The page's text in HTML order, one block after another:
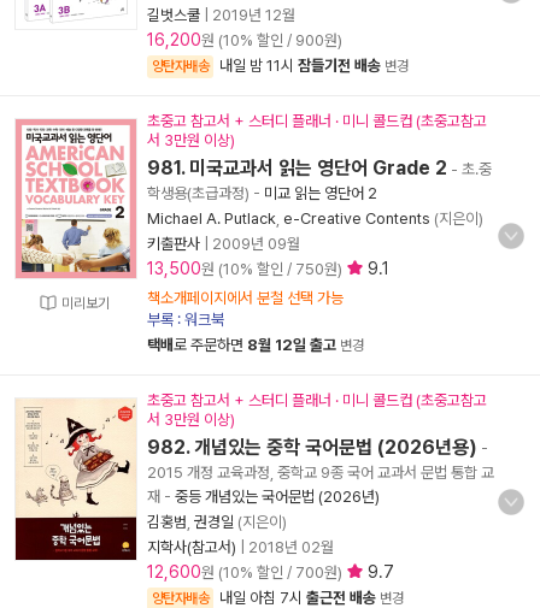
길벗스쿨
2019년 12월
16,200원 (10% 할인 / 900원)
양탄자배송 내일 밤 11시 잠들기전 배송 변경
미리보기
초중고 참고서 + 스터디 플래너 · 미니 콜드컵 (초중고참고
서 3만원 이상)
981. 미국교과서 읽는 영단어 Grade 2 - 초.중
학생용(초급과정) - 미교 읽는 영단어 2
Michael A. Putlack e-Creative Contents (지은이)
키출판사
2009년 09월
13,500원 (10% 할인 / 750원) 9.1
책소개페이지에서 분철 선택 가능
부록 : 워크북
택배로 주문하면 8월 12일 출고 변경
초중고 참고서 + 스터디 플래너 · 미니 콜드컵 (초중고참고
서 3만원 이상)
982. 개념있는 중학 국어문법 (2026년용) -
2015 개정 교육과정, 중학교 9종 국어 교과서 문법 통합 교
재 - 중등 개념있는 국어문법 (2026년)
김홍범 권경일 (지은이)
지학사(참고서)
2018년 02월
12,600원 (10% 할인 / 700원) 9.7
양탄자배송 내일 아침 7시 출근전 배송 변경